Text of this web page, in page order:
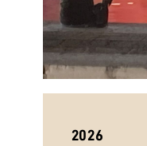
2026